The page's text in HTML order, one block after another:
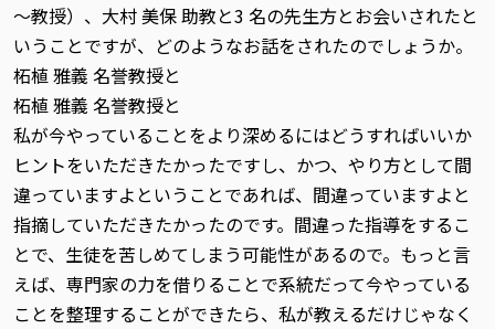
～教授）、大村 美保 助教と3 名の先生方とお会いされたと
いうことですが、どのようなお話をされたのでしょうか。
柘植 雅義 名誉教授と
柘植 雅義 名誉教授と
私が今やっていることをより深めるにはどうすればいいか
ヒントをいただきたかったですし、かつ、やり方として間
違っていますよということであれば、間違っていますよと
指摘していただきたかったのです。間違った指導をするこ
とで、生徒を苦しめてしまう可能性があるので。もっと言
えば、専門家の力を借りることで系統だって今やっている
ことを整理することができたら、私が教えるだけじゃなく